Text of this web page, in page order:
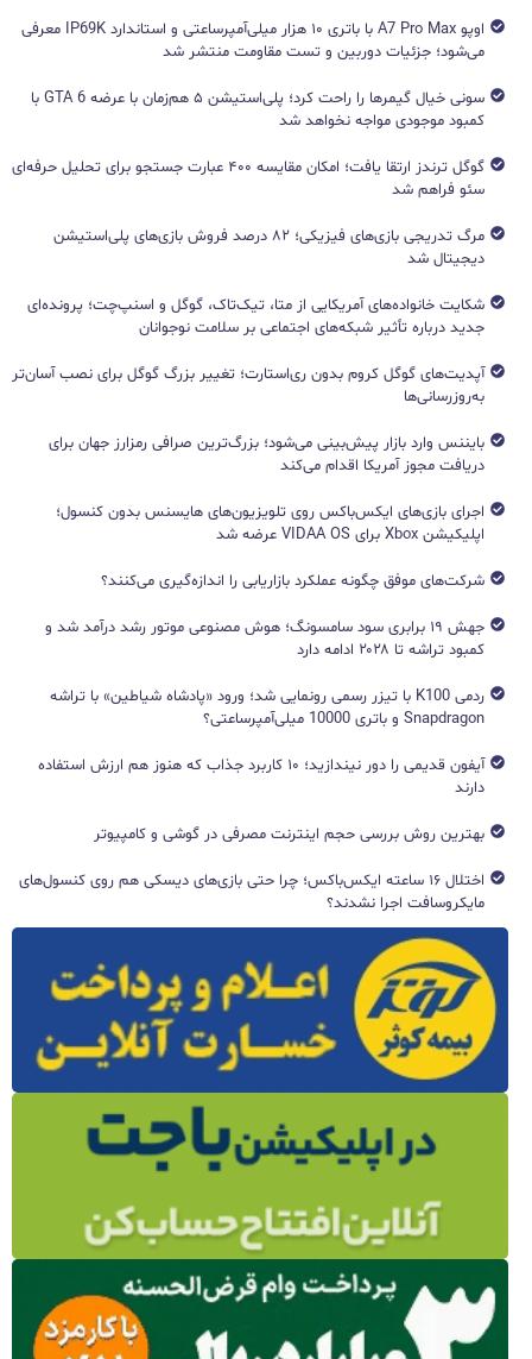
اوپو A7 Pro Max با باتری ۱۰ هزار میلی‌آمپرساعتی و استاندارد IP69K معرفی
می‌شود؛ جزئیات دوربین و تست مقاومت منتشر شد
سونی خیال گیمرها را راحت کرد؛ پلی‌استیشن ۵ هم‌زمان با عرضه GTA 6 با
کمبود موجودی مواجه نخواهد شد
گوگل ترندز ارتقا یافت؛ امکان مقایسه ۴۰۰ عبارت جستجو برای تحلیل حرفه‌ای
سئو فراهم شد
مرگ تدریجی بازی‌های فیزیکی؛ ۸۲ درصد فروش بازی‌های پلی‌استیشن
دیجیتال شد
شکایت خانواده‌های آمریکایی از متا، تیک‌تاک، گوگل و اسنپ‌چت؛ پرونده‌ای
جدید درباره تأثیر شبکه‌های اجتماعی بر سلامت نوجوانان
آپدیت‌های گوگل کروم بدون ری‌استارت؛ تغییر بزرگ گوگل برای نصب آسان‌تر
به‌روزرسانی‌ها
بایننس وارد بازار پیش‌بینی می‌شود؛ بزرگ‌ترین صرافی رمزارز جهان برای
دریافت مجوز آمریکا اقدام می‌کند
اجرای بازی‌های ایکس‌باکس روی تلویزیون‌های هایسنس بدون کنسول؛
اپلیکیشن Xbox برای VIDAA OS عرضه شد
شرکت‌های موفق چگونه عملکرد بازاریابی را اندازه‌گیری می‌کنند؟
جهش ۱۹ برابری سود سامسونگ؛ هوش مصنوعی موتور رشد درآمد شد و
کمبود تراشه تا ۲۰۲۸ ادامه دارد
ردمی K100 با تیزر رسمی رونمایی شد؛ ورود «پادشاه شیاطین» با تراشه
Snapdragon و باتری 10000 میلی‌آمپرساعتی؟
آیفون قدیمی را دور نیندازید؛ ۱۰ کاربرد جذاب که هنوز هم ارزش استفاده
دارند
بهترین روش بررسی حجم اینترنت مصرفی در گوشی و کامپیوتر
اختلال ۱۶ ساعته ایکس‌باکس؛ چرا حتی بازی‌های دیسکی هم روی کنسول‌های
مایکروسافت اجرا نشدند؟